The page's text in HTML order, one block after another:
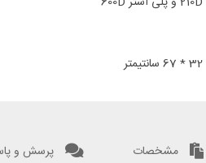
مشخصات پرسش و